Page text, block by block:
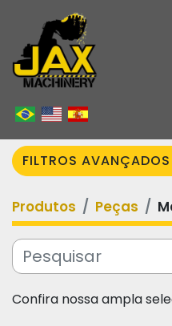
FILTROS AVANÇADOS
Categoria
Fabricante
Produtos Peças
Confira nossa ampla